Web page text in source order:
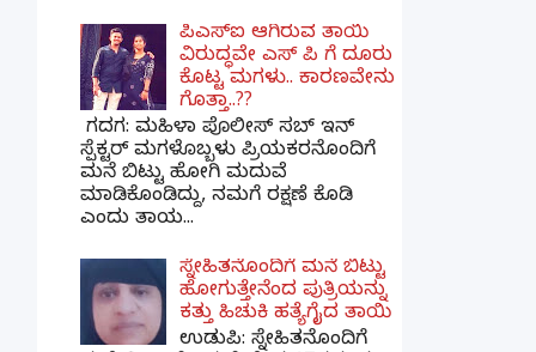
ಪಿಎಸ್​ಐ ಆಗಿರುವ ತಾಯಿ
ವಿರುದ್ಧವೇ ಎಸ್ ಪಿ ಗೆ ದೂರು
ಕೊಟ್ಟ ಮಗಳು.. ಕಾರಣವೇನು
ಗೊತ್ತಾ..??
ಗದಗ​: ಮಹಿಳಾ ಪೊಲೀಸ್​ ಸಬ್ ​ಇನ್​
ಸ್ಪೆಕ್ಟರ್​ ಮಗಳೊಬ್ಬಳು ಪ್ರಿಯಕರನೊಂದಿಗೆ
ಮನೆ ಬಿಟ್ಟು ಹೋಗಿ ಮದುವೆ
ಮಾಡಿಕೊಂಡಿದ್ದು, ನಮಗೆ ರಕ್ಷಣೆ ಕೊಡಿ
ಎಂದು ತಾಯ...
ಸ್ನೇಹಿತನೊಂದಿಗೆ ಮನೆ ಬಿಟ್ಟು
ಹೋಗುತ್ತೇನೆಂದ ಪುತ್ರಿಯನ್ನು
ಕತ್ತು ಹಿಚುಕಿ ಹತ್ಯೆಗೈದ ತಾಯಿ
ಉಡುಪಿ: ಸ್ನೇಹಿತನೊಂದಿಗೆ